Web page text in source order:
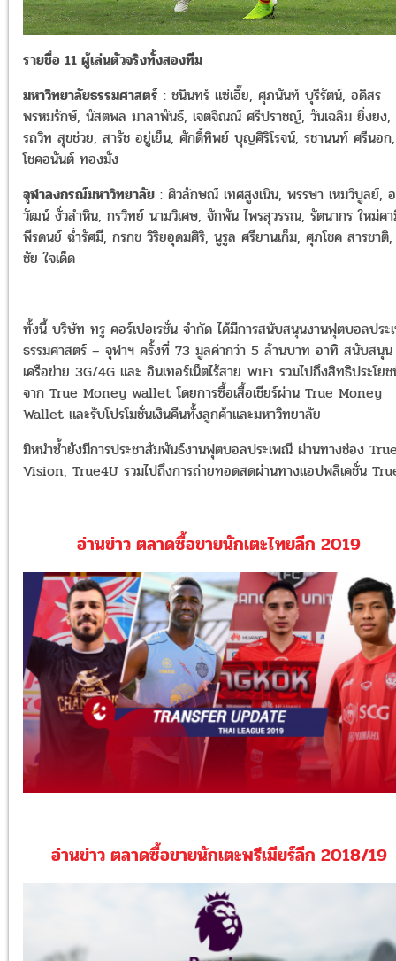
รายชื่อ 11 ผู้เล่นตัวจริงทั้งสองทีม
มหาวิทยาลัยธรรมศาสตร์ : ชนินทร์ แซ่เอี๊ย, ศุภนันท์ บุรีรัตน์, อดิสร
พรหมรักษ์, นัสตพล มาลาพันธ์, เจตจิณณ์ ศรีปราชญ์, วันเฉลิม ยิ่งยง,
รถวิท สุขช่วย, สารัช อยู่เย็น, ศักดิ์ทิพย์ บุญศิริโรจน์, รชานนท์ ศรีนอก,
โชคอนันต์ ทองมั่ง
จุฬาลงกรณ์มหาวิทยาลัย : ศิวลักษณ์ เทศสูงเนิน, พรรษา เหมวิบูลย์,
วัฒน์ งั่วลำหิน, กรวิทย์ นามวิเศษ, จักพัน ไพรสุวรรณ, รัตนากร ใหม่ค
พีรดนย์ ฉ่ำรัศมี, กรกช วิริยอุดมศิริ, นูรูล ศรียานเก็ม, ศุภโชค สารชา
ชัย ใจเด็ด
ทั้งนี้ บริษัท ทรู คอร์เปอเรชั่น จำกัด ได้มีการสนับสนุนงานฟุตบอลประ
ธรรมศาสตร์ – จุฬาฯ ครั้งที่ 73 มูลค่ากว่า 5 ล้านบาท อาทิ สนับสนุน
เครือข่าย 3G/4G และ อินเทอร์เน็ตไร้สาย WiFi รวมไปถึงสิทธิประโย
จาก True Money wallet โดยการซื้อเสื้อเชียร์ผ่าน True Money
Wallet และรับโปรโมชั่นเงินคืนทั้งลูกค้าและมหาวิทยาลัย
มิหนำซ้ำยังมีการประชาสัมพันธ์งานฟุตบอลประเพณี ผ่านทางช่อง
Vision, True4U รวมไปถึงการถ่ายทอดสดผ่านทางแอปพลิเคชั่น
อ่านข่าว ตลาดซื้อขายนักเตะไทยลีก 2019
อ่านข่าว ตลาดซื้อขายนักเตะพรีเมียร์ลีก 2018/19